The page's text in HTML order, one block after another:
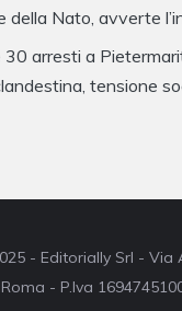
della Nato, avverte
30 arresti a
tensione
- Editorially Srl - Via
Roma - P.Iva